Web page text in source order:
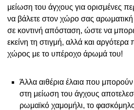
μείωση του άγχους για ορισμένες
να βάλετε στον χώρο σας αρωματική
σε κοντινή απόσταση, ώστε να
εκείνη τη στιγμή, αλλά και αργότερα
χώρος με το υπέροχο άρωμά του!
Άλλα αιθέρια έλαια που
στη μείωση του άγχους
ρωμαϊκό χαμομήλι, το